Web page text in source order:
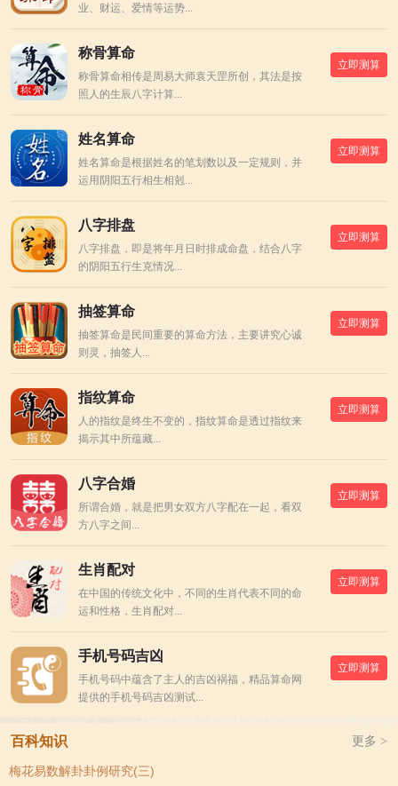
业、财运、爱情等运势...
称骨算命
称骨算命相传是周易大师袁天罡所创，其法是按
照人的生辰八字计算...
立即测算
姓名算命
姓名算命是根据姓名的笔划数以及一定规则，并
运用阴阳五行相生相剋...
立即测算
八字排盘
八字排盘，即是将年月日时排成命盘，结合八字
的阴阳五行生克情况...
立即测算
抽签算命
抽签算命是民间重要的算命方法，主要讲究心诚
则灵，抽签人...
立即测算
指纹算命
人的指纹是终生不变的，指纹算命是透过指纹来
揭示其中所蕴藏...
立即测算
八字合婚
所谓合婚，就是把男女双方八字配在一起，看双
方八字之间...
立即测算
生肖配对
在中国的传统文化中，不同的生肖代表不同的命
运和性格，生肖配对...
立即测算
手机号码吉凶
手机号码中蕴含了主人的吉凶祸福，精品算命网
提供的手机号码吉凶测试...
立即测算
百科知识 更多 >
梅花易数解卦卦例研究(三)